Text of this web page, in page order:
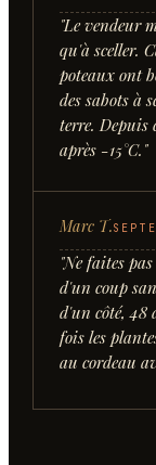
"Le vendeur
qu'à sceller.
poteaux ont
des sabots à
terre. Depuis
après -15°C. "
Marc T.
"Ne faites
d'un coup
d'un côté, 48
fois les
au cordeau